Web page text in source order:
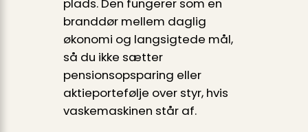
branddør mellem daglig
økonomi og langsigtede mål,
så du ikke sætter
pensionsopsparing eller
aktieportefølje over styr, hvis
vaskemaskinen står af.